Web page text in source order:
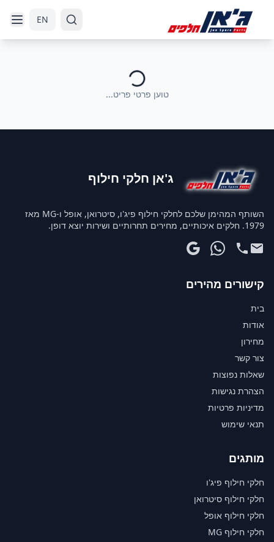
EN
טוען פרטי פריט...
ג'אן חלקי חילוף
השותף המהימן שלכם לחלקי חילוף פיג'ו, סיטרואן, אופל ו-MG מאז
1979. חלקים איכותיים, מחירים תחרותיים ושירות יוצא דופן.
קישורים מהירים
בית
אודות
מחירון
צור קשר
שאלות נפוצות
הצהרת נגישות
מדיניות פרטיות
תנאי שימוש
מותגים
חלקי חילוף פיג'ו
חלקי חילוף סיטרואן
חלקי חילוף אופל
חלקי חילוף MG